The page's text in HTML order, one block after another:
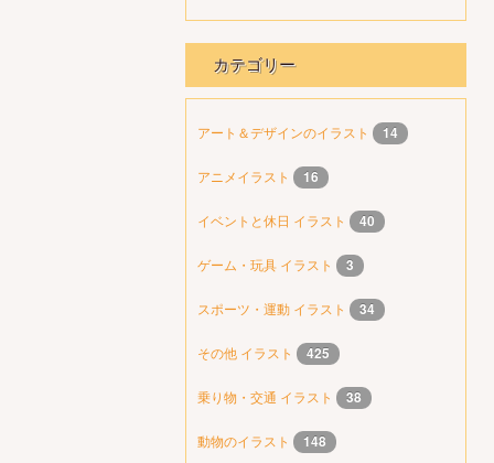
カテゴリー
アート＆デザインのイラスト 14
アニメイラスト 16
イベントと休日 イラスト 40
ゲーム・玩具 イラスト 3
スポーツ・運動 イラスト 34
その他 イラスト 425
乗り物・交通 イラスト 38
動物のイラスト 148